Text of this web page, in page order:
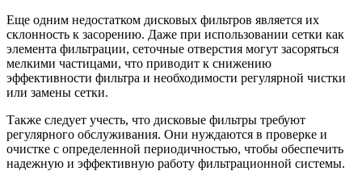
Еще одним недостатком дисковых фильтров является их
склонность к засорению. Даже при использовании сетки как
элемента фильтрации, сеточные отверстия могут засоряться
мелкими частицами, что приводит к снижению
эффективности фильтра и необходимости регулярной чистки
или замены сетки.
Также следует учесть, что дисковые фильтры требуют
регулярного обслуживания. Они нуждаются в проверке и
очистке с определенной периодичностью, чтобы обеспечить
надежную и эффективную работу фильтрационной системы.